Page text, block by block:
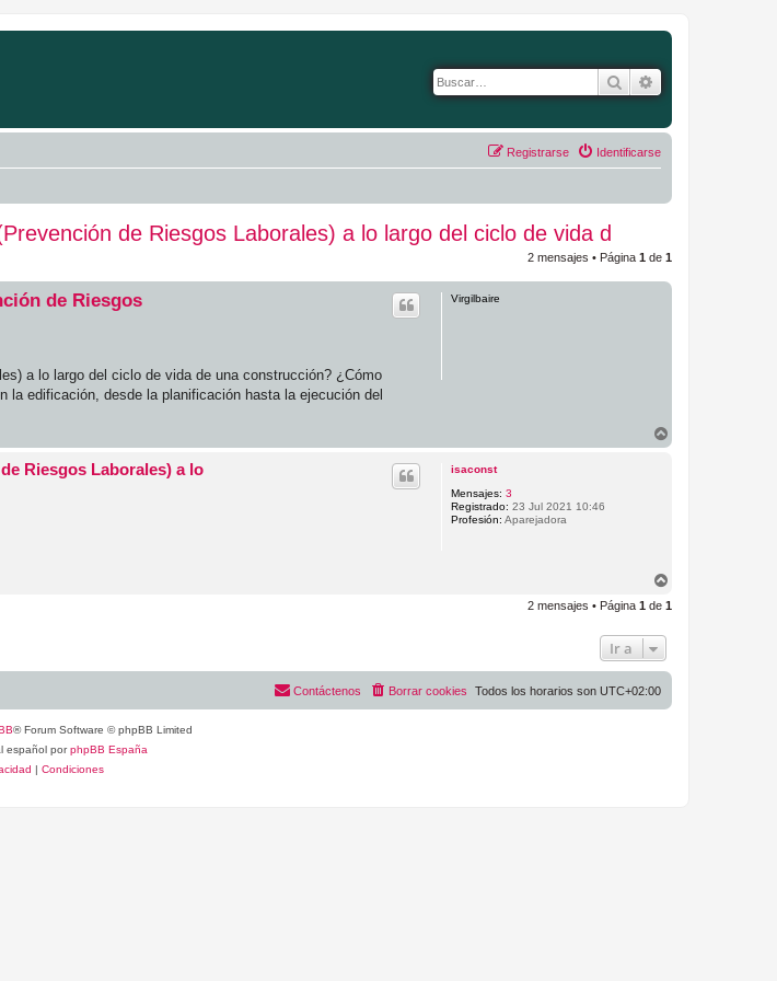
Buscar
Identificarse
Registrarse
de Riesgos Laborales) a lo largo del ciclo de vida d
2 mensajes • Página 1 de 1
Virgilbaire
de Riesgos
a lo largo del ciclo de vida de una construcción? ¿Cómo
la edificación, desde la planificación hasta la ejecución del
r
isaconst
Mensajes: 3
Registrado: 23 Jul 2021 10:46
Profesión: Aparejadora
Riesgos Laborales) a lo
r
2 mensajes • Página 1 de 1
Ir a
Todos los horarios son UTC+02:00
Borrar cookies
Contáctenos
® Forum Software © phpBB Limited
español porphpBB España
| Condiciones